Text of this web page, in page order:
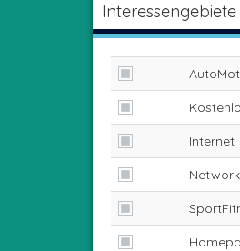
Interessengebiete
Internet